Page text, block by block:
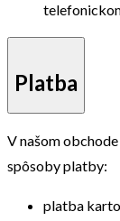
Platba
V našom
spôsoby platby:
platba